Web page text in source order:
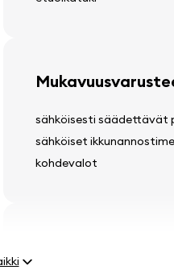
sähköisesti säädettävät
sähköiset
kohdevalot